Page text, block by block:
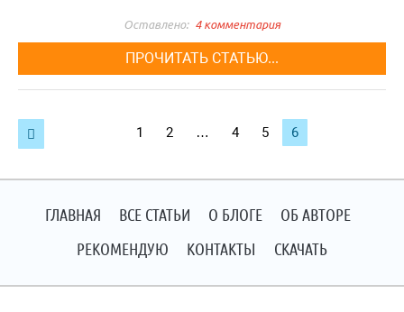
4 комментария
ПРОЧИТАТЬ СТАТЬЮ...
Навигация
по
записям
 1 2 … 4 5 6
ГЛАВНАЯ ВСЕ СТАТЬИ О БЛОГЕ
ОБ АВТОРЕ
РЕКОМЕНДУЮ
КОНТАКТЫ СКАЧАТЬ